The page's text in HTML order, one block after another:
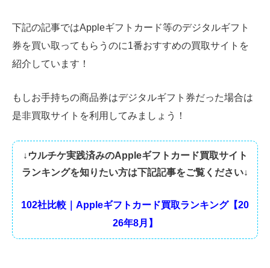
下記の記事ではAppleギフトカード等のデジタルギフト
券を買い取ってもらうのに1番おすすめの買取サイトを
紹介しています！
もしお手持ちの商品券はデジタルギフト券だった場合は
是非買取サイトを利用してみましょう！
↓ウルチケ実践済みのAppleギフトカード買取サイト
ランキングを知りたい方は下記記事をご覧ください↓
102社比較｜Appleギフトカード買取ランキング【20
26年8月】